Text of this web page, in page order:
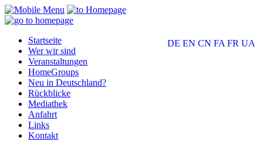
DE EN CN FA FR UA
Startseite
Wer wir sind
Veranstaltungen
HomeGroups
Neu in Deutschland?
Rückblicke
Mediathek
Anfahrt
Links
Kontakt